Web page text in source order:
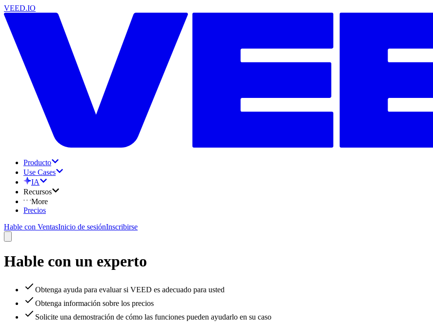
VEED.IO
Producto
Use Cases
IA
Recursos
More
Precios
Hable con VentasInicio de sesiónInscribirse
Hable con un experto
Obtenga ayuda para evaluar si VEED es adecuado para usted
Obtenga información sobre los precios
Solicite una demostración de cómo las funciones pueden ayudarlo en su caso